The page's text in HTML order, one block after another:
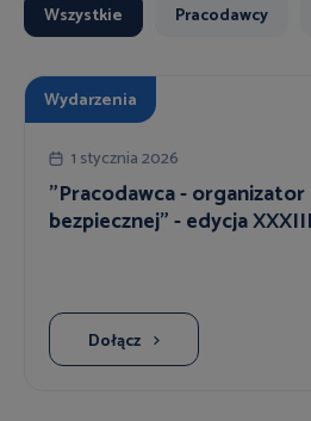
Wszystkie Pracodawcy
Wydarzenia
1 stycznia 2026
"Pracodawca - organizator
bezpiecznej" - edycja XXXIII
Dołącz